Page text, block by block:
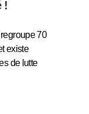
!
70
existe
de lutte